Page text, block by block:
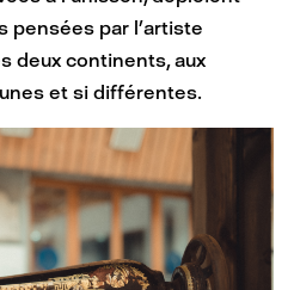
pensées par l’artiste
deux continents, aux
et si différentes.